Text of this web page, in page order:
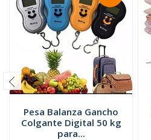
Pesa Balanza Gancho
Colgante Digital 50 kg
para...